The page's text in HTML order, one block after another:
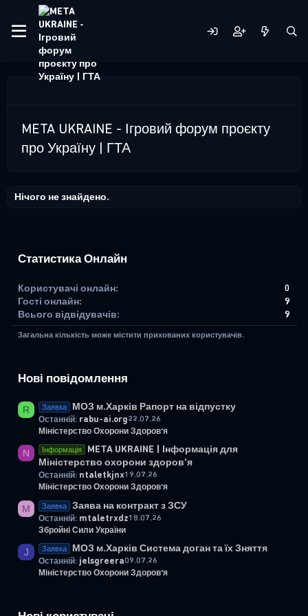
META UKRAINE - Ігровий форум проєкту
про Україну | ГТА
Нічого не знайдено.
Статистика Онлайн
Користувачі онлайн
0
Гості онлайн
9
Всього відвідувачів
9
Загальна кількість може містити прихованих користувачів.
Нові повідомлення
R Заявка МОЗ м.Харків Рапорт на відпустку
Останній: rabu-ai.org22.07.26
Міністерство Охорони Здоров'я
N Інформація
META UKRAINE | Інформація для
Міністерство охорони здоров'я
Останній: ntaletkjnx19.07.26
Міністерство Охорони Здоров'я
M Заявка Заява на контракт з ЗСУ
Останній: mtaletrxdz18.07.26
Збройні Сили України
J Заявка МОЗ м.Харків Система доган та їх Зняття
Останній: jelsgreera09.07.26
Міністерство Охорони Здоров'я